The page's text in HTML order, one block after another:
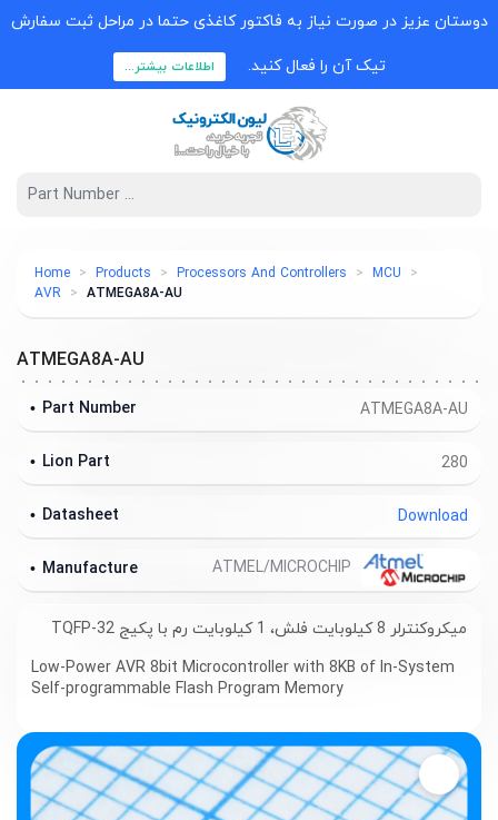
دوستان عزیز در صورت نیاز به فاکتور کاغذی حتما در مراحل ثبت سفارش
تیک آن را فعال کنید. اطلاعات بیشتر...
Home Products Processors And Controllers
MCU
AVR
ATMEGA8A-AU
ATMEGA8A-AU
ATMEGA8A-AU
Part Number
280
Lion Part
Download
Datasheet
Manufacture
میکروکنترلر 8 کیلوبایت فلش، 1 کیلوبایت رم با پکیج TQFP-32
Low-Power AVR 8bit Microcontroller with 8KB of In-System
Self-programmable Flash Program Memory